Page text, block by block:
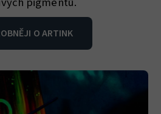
O ARTINK